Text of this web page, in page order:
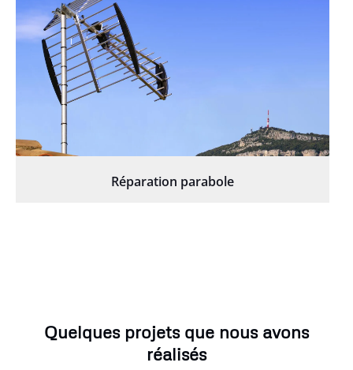
Réparation parabole
Quelques projets que nous avons
réalisés